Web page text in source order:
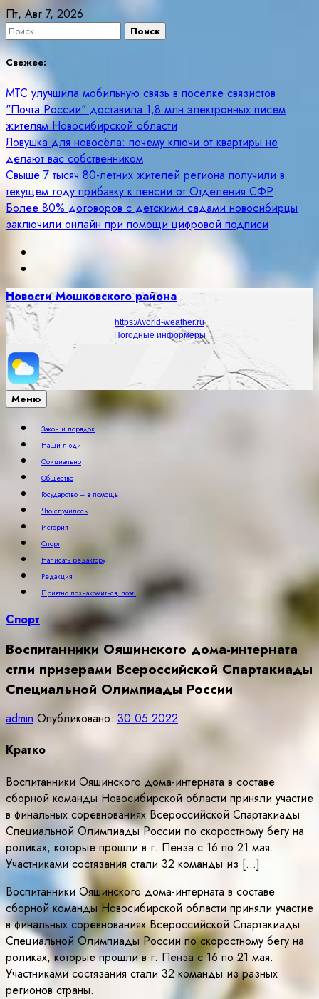
Skip
to
content
Пт, Авг 7, 2026
Найти:
Свежее:
МТС улучшила мобильную связь в посёлке связистов
"Почта России" доставила 1,8 млн электронных писем
жителям Новосибирской области
Ловушка для новосёла: почему ключи от квартиры не
делают вас собственником
Свыше 7 тысяч 80-летних жителей региона получили в
текущем году прибавку к пенсии от Отделения СФР
Более 80% договоров с детскими садами новосибирцы
заключили онлайн при помощи цифровой подписи
Новости Мошковского района
https://world-weather.ru
Погодные информеры
Меню
Закон и порядок
Наши люди
Официально
Общество
Государство – в помощь
Что случилось
История
Спорт
Написать редактору
Редакция
Приятно познакомиться, поэт!
Спорт
Воспитанники Ояшинского дома-интерната
стли призерами Всероссийской Спартакиады
Специальной Олимпиады России
admin Опубликовано: 30.05.2022
Кратко
Воспитанники Ояшинского дома-интерната в составе
сборной команды Новосибирской области приняли участие
в финальных соревнованиях Всероссийской Спартакиады
Специальной Олимпиады России по скоростному бегу на
роликах, которые прошли в г. Пенза с 16 по 21 мая.
Участниками состязания стали 32 команды из […]
Воспитанники Ояшинского дома-интерната в составе
сборной команды Новосибирской области приняли участие
в финальных соревнованиях Всероссийской Спартакиады
Специальной Олимпиады России по скоростному бегу на
роликах, которые прошли в г. Пенза с 16 по 21 мая.
Участниками состязания стали 32 команды из разных
регионов страны.